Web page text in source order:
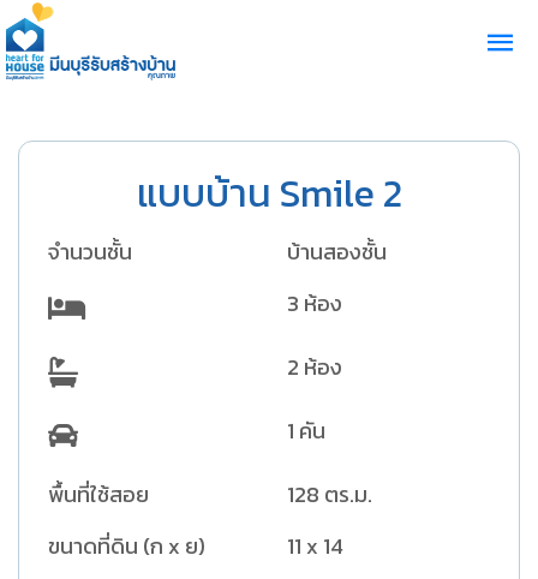
แบบบ้าน Smile 2
จำนวนชั้น
บ้านสองชั้น
3 ห้อง
2 ห้อง
1 คัน
พื้นที่ใช้สอย
128 ตร.ม.
ขนาดที่ดิน (ก x ย)
11 x 14